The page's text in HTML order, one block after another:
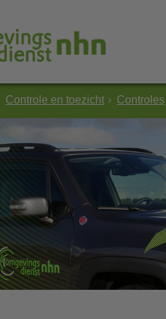
Controle en toezicht Controles